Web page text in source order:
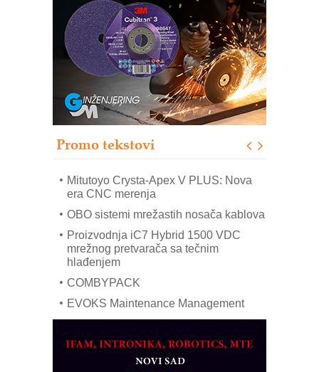
Promo tekstovi
Automatizacija pakovanja · Display
(Shelf-Ready) omotnice
Potpuna efikasnost bez složenih
sistema
Trajna oznaka kao dugoročna korist
Bezbednost na prvom mestu!
IB BLUMENAUER - više od 40 godina
poverenja u industriji
Art Utopia Studio – vizuelne priče
Mitutoyo Crysta-Apex V PLUS: Nova
era CNC merenja
OBO sistemi mrežastih nosača kablova
Proizvodnja iC7 Hybrid 1500 VDC
mrežnog pretvarača sa tečnim
hlađenjem
COMBYPACK
EVOKS Maintenance Management
na viši nivo
Detekcija različitih oblika